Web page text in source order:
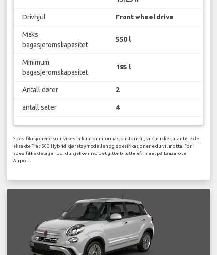
Drivhjul Front wheel drive
Maks
bagasjeromskapasitet
550 l
Minimum
bagasjeromskapasitet
185 l
Antall dører 2
antall seter 4
Spesifikasjonene som vises er kun for informasjonsformål, vi kan ikke garantere den
eksakte Fiat 500 Hybrid kjøretøymodellen og spesifikasjonene du vil motta. For
spesifikke detaljer bør du sjekke med det gitte bilutleiefirmaet på Lanzarote
Airport.